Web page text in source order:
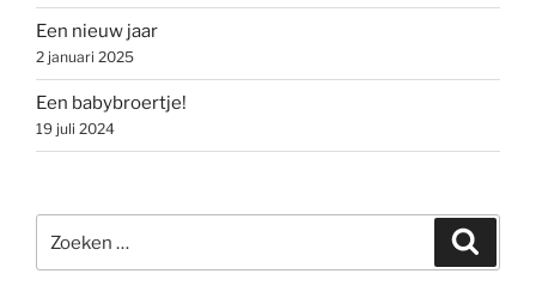
Een nieuw jaar
2 januari 2025
Een babybroertje!
19 juli 2024
naar: